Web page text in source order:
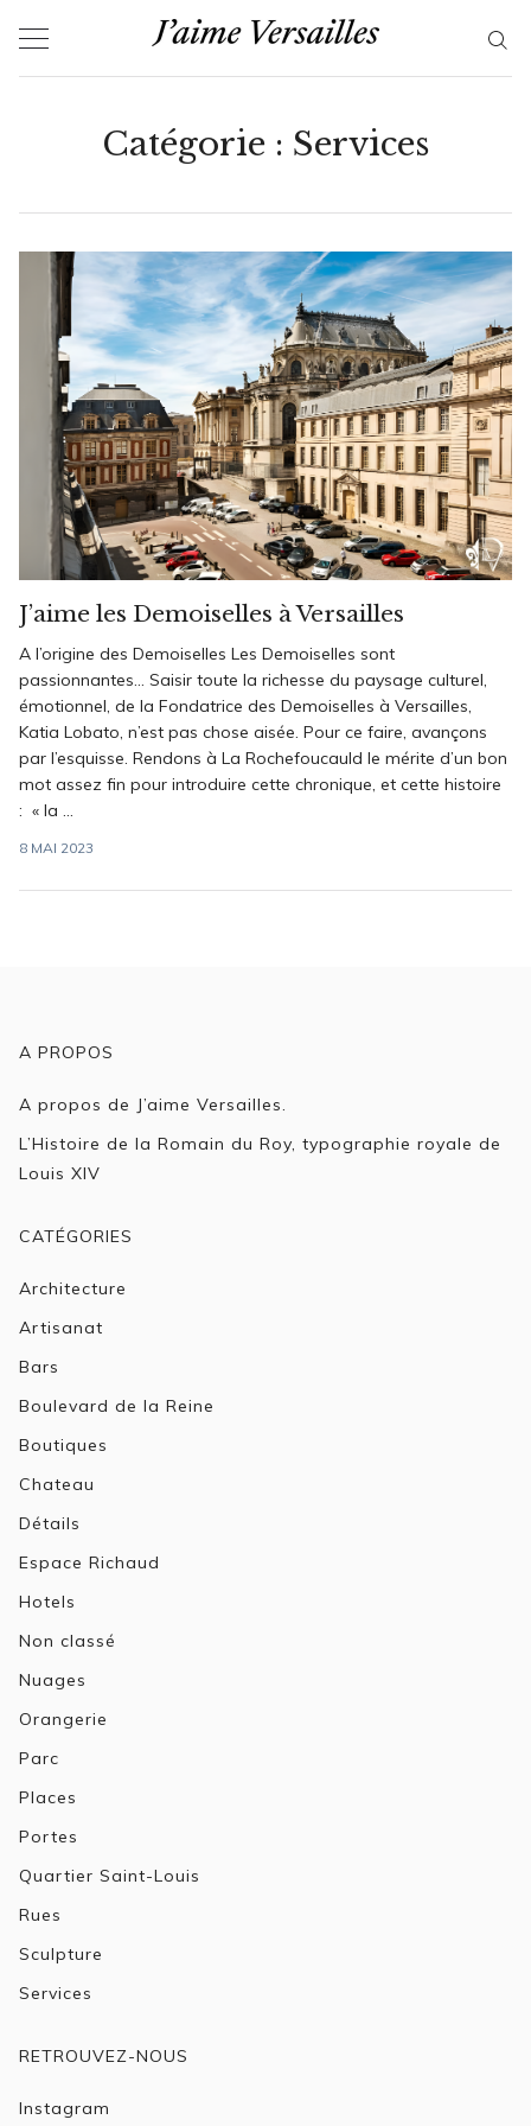
Catégorie : Services
J’aime les Demoiselles à Versailles
A l’origine des Demoiselles Les Demoiselles sont
passionnantes… Saisir toute la richesse du paysage culturel,
émotionnel, de la Fondatrice des Demoiselles à Versailles,
Katia Lobato, n’est pas chose aisée. Pour ce faire, avançons
par l’esquisse. Rendons à La Rochefoucauld le mérite d’un bon
mot assez fin pour introduire cette chronique, et cette histoire
: « la ...
8 MAI 2023
A PROPOS
A propos de J’aime Versailles.
L’Histoire de la Romain du Roy, typographie royale de
Louis XIV
CATÉGORIES
Architecture
Artisanat
Bars
Boulevard de la Reine
Boutiques
Chateau
Détails
Espace Richaud
Hotels
Non classé
Nuages
Orangerie
Parc
Places
Portes
Quartier Saint-Louis
Rues
Sculpture
Services
RETROUVEZ-NOUS
Instagram